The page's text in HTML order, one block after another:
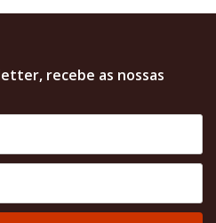
recebe as nossas